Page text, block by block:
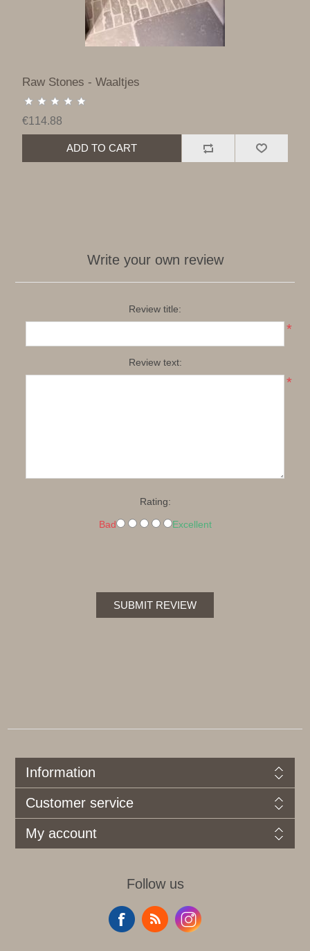
Raw Stones - Waaltjes
€114.88
ADD TO CART
Write your own review
Review title:
*
Review text:
*
Rating:
Bad Excellent
SUBMIT REVIEW
Information
Customer service
My account
Follow us